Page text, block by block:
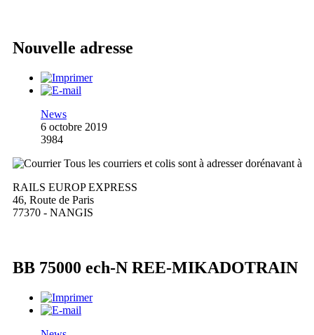
Nouvelle adresse
News
6 octobre 2019
3984
Tous les courriers et colis sont à adresser dorénavant à
RAILS EUROP EXPRESS
46, Route de Paris
77370 - NANGIS
BB 75000 ech-N REE-MIKADOTRAIN